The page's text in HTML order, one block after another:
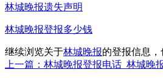
林城晚报遗失声明
林城晚报登报多少钱
继续浏览关于林城晚报的登报信息
上一篇：林城晚报登报电话_林城晚